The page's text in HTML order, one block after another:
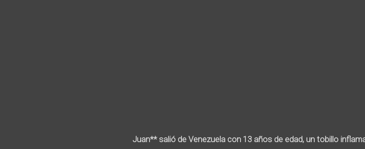
Juan** salió de Venezuela con 13 años de edad, un tobillo